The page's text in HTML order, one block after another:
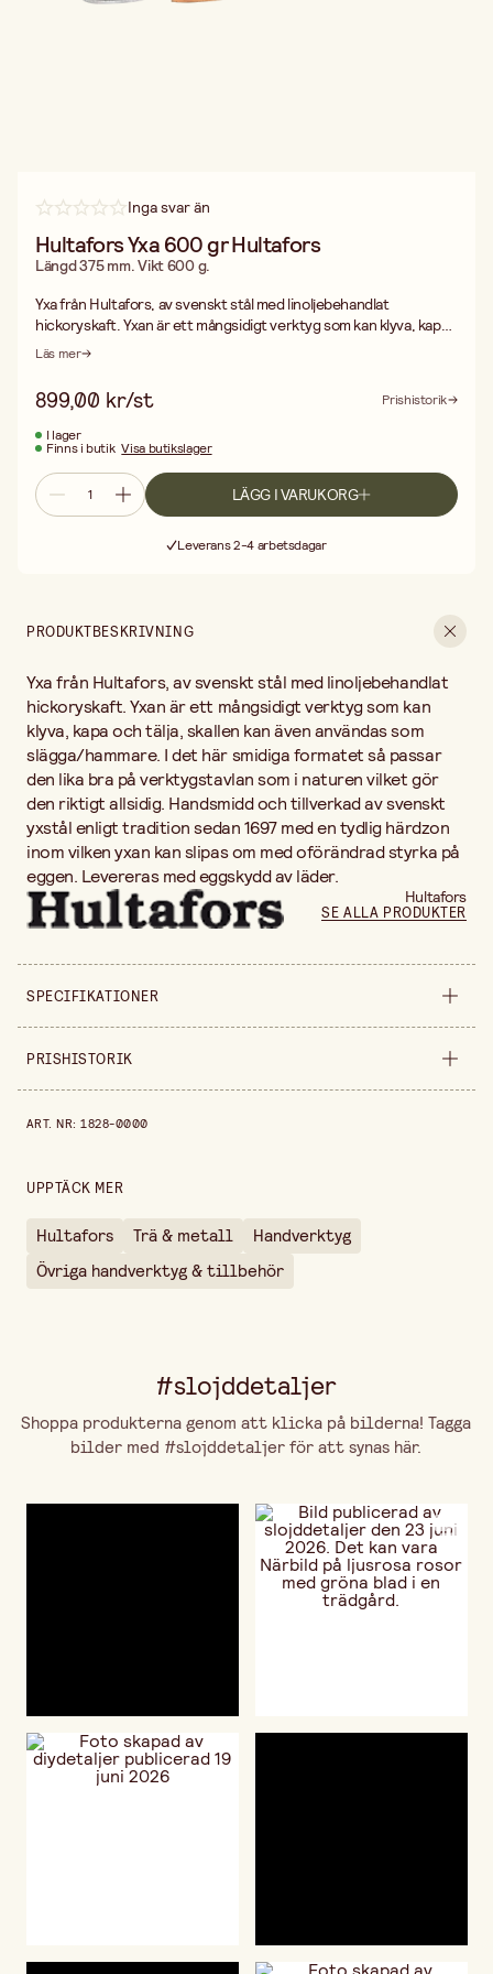
Inga svar än
Hultafors Yxa 600 gr Hultafors
Längd 375 mm. Vikt 600 g.
Yxa från Hultafors, av svenskt stål med linoljebehandlat
hickoryskaft. Yxan är ett mångsidigt verktyg som kan klyva, kapa
och tälja, skallen kan även användas som slägga/hammare. I det
i naturen vilket gör den riktigt allsidig. Handsmidd och tillverkad
av svenskt yxstål enligt tradition sedan 1697 med en tydlig
härdzon inom vilken yxan kan slipas om med oförändrad styrka på
eggen. Levereras med eggskydd av läder.
Läs mer
899,00 kr/st
Prishistorik
I lager
Finns i butik Visa butikslager
LÄGG I VARUKORG
Leverans 2-4 arbetsdagar
PRODUKTBESKRIVNING
Yxa från Hultafors, av svenskt stål med linoljebehandlat
hickoryskaft. Yxan är ett mångsidigt verktyg som kan
klyva, kapa och tälja, skallen kan även användas som
slägga/hammare. I det här smidiga formatet så passar
den lika bra på verktygstavlan som i naturen vilket gör
den riktigt allsidig. Handsmidd och tillverkad av svenskt
yxstål enligt tradition sedan 1697 med en tydlig härdzon
inom vilken yxan kan slipas om med oförändrad styrka på
eggen. Levereras med eggskydd av läder.
Hultafors
SE ALLA PRODUKTER
SPECIFIKATIONER
Säljs i styck
PRISHISTORIK
ART. NR:1828-0000
UPPTÄCK MER
Hultafors Trä & metall
Handverktyg
Övriga handverktyg & tillbehör
#slojddetaljer
Shoppa produkterna genom att klicka på bilderna! Tagga
bilder med #slojddetaljer för att synas här.